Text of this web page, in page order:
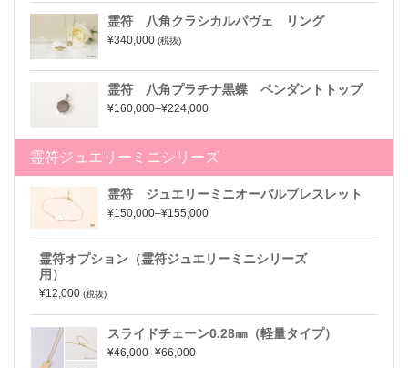
霊符 八角クラシカルパヴェ リング
¥340,000 (税抜)
霊符 八角プラチナ黒蝶 ペンダントトップ
¥160,000–¥224,000
霊符ジュエリーミニシリーズ
霊符 ジュエリーミニオーバルブレスレット
¥150,000–¥155,000
霊符オプション（霊符ジュエリーミニシリーズ
用）
¥12,000 (税抜)
スライドチェーン0.28㎜（軽量タイプ）
¥46,000–¥66,000